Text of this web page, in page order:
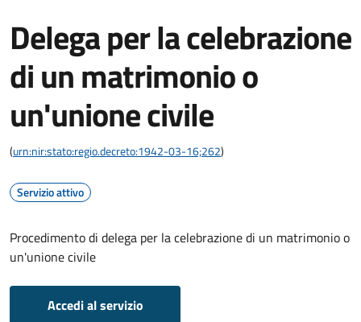
Delega per la celebrazione
di un matrimonio o
un'unione civile
(urn:nir:stato:regio.decreto:1942-03-16;262)
Servizio attivo
Procedimento di delega per la celebrazione di un matrimonio o
un'unione civile
Accedi al servizio